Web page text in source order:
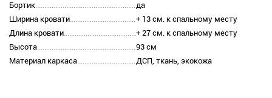
Бортик
да
Ширина кровати
+ 13 см. к спальному месту
Длина кровати
+ 27 см. к спальному месту
Высота
93 см
Материал каркаса
ДСП, ткань, экокожа